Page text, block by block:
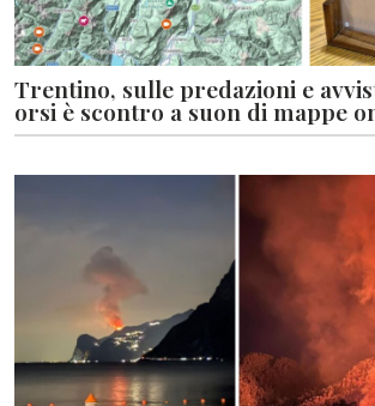
Trentino, sulle predazioni e
orsi è scontro a suon di mappe